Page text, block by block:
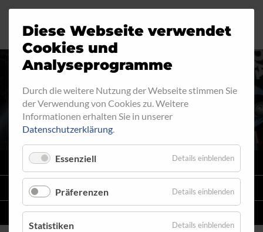
INNENGEWINDE - FEST 710
VARIO
STAHLFLEX -LEITUNGSKITS FÜR MOTORRÄDER
EINZELLEITUNGENNACH MASS
Diese Webseite verwendet
Cookies und
Analyseprogramme
Durch die weitere Nutzung der Webseite stimmen Sie
der Verwendung von Cookies zu. Weitere
Informationen erhalten Sie in unserer
Datenschutzerklärung.
Essenziell Details einblenden
Präferenzen Details einblenden
Statistiken Details einblenden
Motorrad
Industrie
Automobil
Fahrrad
Ringfitting
Aussengewinde
Innengewinde
Hohlschrauben
Verteiler
Katalog
Jobs